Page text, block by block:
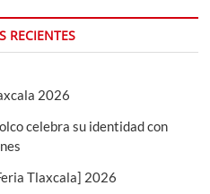
RECIENTES
2026
celebra su identidad con
Tlaxcala] 2026